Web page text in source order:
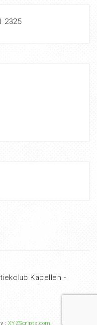
2325
Kapellen -
: XYZScripts.com